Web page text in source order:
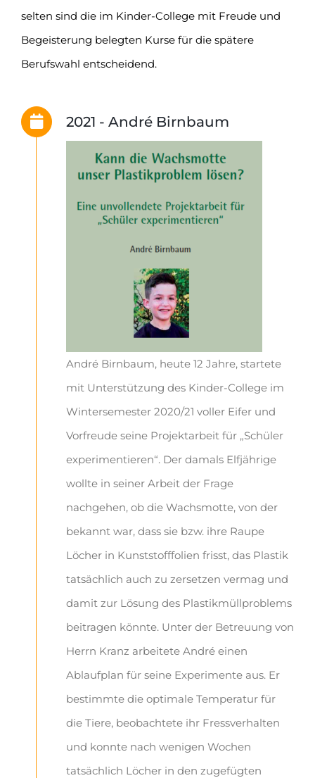
selten sind die im Kinder-College mit Freude und
Begeisterung belegten Kurse für die spätere
Berufswahl entscheidend.
2021 - André Birnbaum
André Birnbaum, heute 12 Jahre, startete
mit Unterstützung des Kinder-College im
Wintersemester 2020/21 voller Eifer und
Vorfreude seine Projektarbeit für „Schüler
experimentieren“. Der damals Elfjährige
wollte in seiner Arbeit der Frage
nachgehen, ob die Wachsmotte, von der
bekannt war, dass sie bzw. ihre Raupe
Löcher in Kunststofffolien frisst, das Plastik
tatsächlich auch zu zersetzen vermag und
damit zur Lösung des Plastikmüllproblems
beitragen könnte. Unter der Betreuung von
Herrn Kranz arbeitete André einen
Ablaufplan für seine Experimente aus. Er
bestimmte die optimale Temperatur für
die Tiere, beobachtete ihr Fressverhalten
und konnte nach wenigen Wochen
tatsächlich Löcher in den zugefügten